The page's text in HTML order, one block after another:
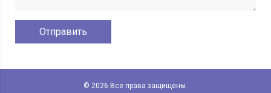
© 2026 Все права защищены.